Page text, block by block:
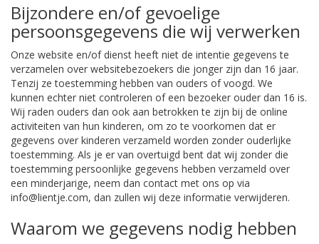
Bijzondere en/of gevoelige
persoonsgegevens die wij verwerken
Onze website en/of dienst heeft niet de intentie gegevens te
verzamelen over websitebezoekers die jonger zijn dan 16 jaar.
Tenzij ze toestemming hebben van ouders of voogd. We
kunnen echter niet controleren of een bezoeker ouder dan 16 is.
Wij raden ouders dan ook aan betrokken te zijn bij de online
activiteiten van hun kinderen, om zo te voorkomen dat er
gegevens over kinderen verzameld worden zonder ouderlijke
toestemming. Als je er van overtuigd bent dat wij zonder die
toestemming persoonlijke gegevens hebben verzameld over
een minderjarige, neem dan contact met ons op via
info@lientje.com, dan zullen wij deze informatie verwijderen.
Waarom we gegevens nodig hebben